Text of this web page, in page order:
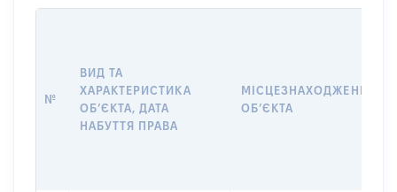
№
ВИД ТА
ХАРАКТЕРИСТИКА
ОБʼЄКТА, ДАТА
НАБУТТЯ ПРАВА
МІСЦЕЗНАХОДЖЕННЯ
ОБʼЄКТА